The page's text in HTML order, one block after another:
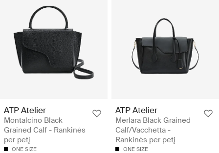
ATP Atelier
Montalcino Black
Grained Calf - Rankinės
per petį
ONE SIZE
ATP Atelier
Merlara Black Grained
Calf/Vacchetta -
Rankinės per petį
ONE SIZE